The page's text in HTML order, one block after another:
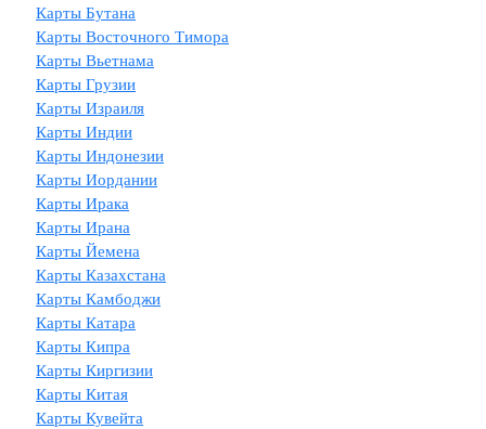
Карты Бутана
Карты Восточного Тимора
Карты Вьетнама
Карты Грузии
Карты Израиля
Карты Индии
Карты Индонезии
Карты Иордании
Карты Ирака
Карты Ирана
Карты Йемена
Карты Казахстана
Карты Камбоджи
Карты Катара
Карты Кипра
Карты Киргизии
Карты Китая
Карты Кувейта